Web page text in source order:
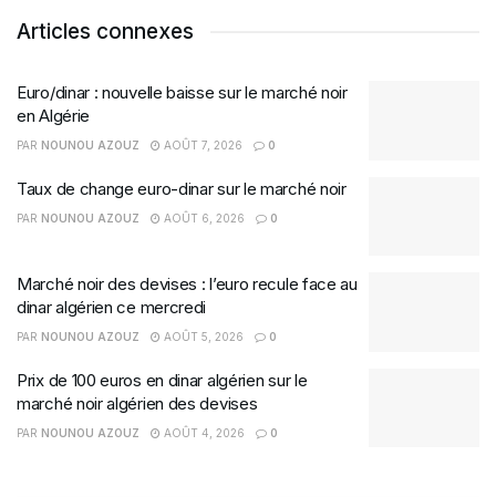
Articles connexes
Euro/dinar : nouvelle baisse sur le marché noir
en Algérie
PAR NOUNOU AZOUZ AOÛT 7, 2026 0
Taux de change euro-dinar sur le marché noir
PAR NOUNOU AZOUZ AOÛT 6, 2026 0
Marché noir des devises : l’euro recule face au
dinar algérien ce mercredi
PAR NOUNOU AZOUZ AOÛT 5, 2026 0
Prix de 100 euros en dinar algérien sur le
marché noir algérien des devises
PAR NOUNOU AZOUZ AOÛT 4, 2026 0